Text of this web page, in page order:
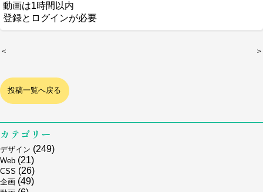
動画は1時間以内
登録とログインが必要
＜ ＞
投稿一覧へ戻る
カテゴリー
デザイン (249)
Web (21)
CSS (26)
企画 (49)